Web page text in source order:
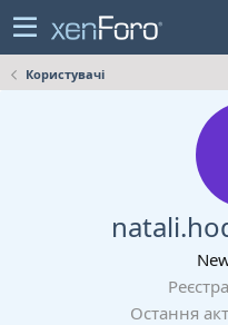
Користувачі
Остання